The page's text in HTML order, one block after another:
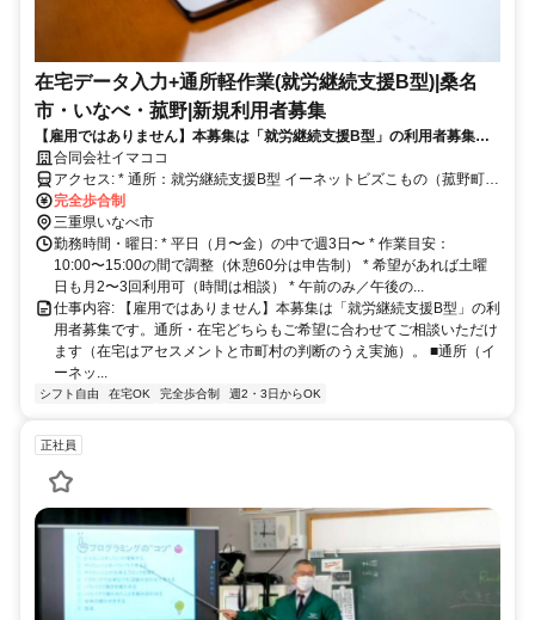
在宅データ入力+通所軽作業(就労継続支援B型)|桑名
市・いなべ・菰野|新規利用者募集
【雇用ではありません】本募集は「就労継続支援B型」の利用者募集で
す。通所・在宅どちらもご希望に合わせてご相談いただけます
合同会社イマココ
アクセス: * 通所：就労継続支援B型 イーネットビズこもの（菰野町）
* 在宅：ご自宅（四日市市・菰野町周辺など、緊急時対応が可能な範
囲に限り相談） ※緊急時に職員が速やかに駆けつけできる体制が必
要 就労継続支援B型事業所イーネットビズこもの https://e-nets.work/
月一回の面談の際は、事業所での面談となります。 詳細は気軽にお
問い合わせください。
完全歩合制
三重県いなべ市
勤務時間・曜日: * 平日（月〜金）の中で週3日〜 * 作業目安：
10:00〜15:00の間で調整（休憩60分は申告制） * 希望があれば土曜
日も月2〜3回利用可（時間は相談） * 午前のみ／午後の...
仕事内容: 【雇用ではありません】本募集は「就労継続支援B型」の利
用者募集です。通所・在宅どちらもご希望に合わせてご相談いただけ
ます（在宅はアセスメントと市町村の判断のうえ実施）。 ■通所（イ
ーネッ...
シフト自由 在宅OK 完全歩合制 週2・3日からOK
正社員